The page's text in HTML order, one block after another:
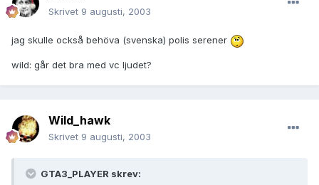
Skrivet 9 augusti, 2003
jag skulle också behöva (svenska) polis serener
wild: går det bra med vc ljudet?
Wild_hawk
Skrivet 9 augusti, 2003
GTA3_PLAYER skrev: